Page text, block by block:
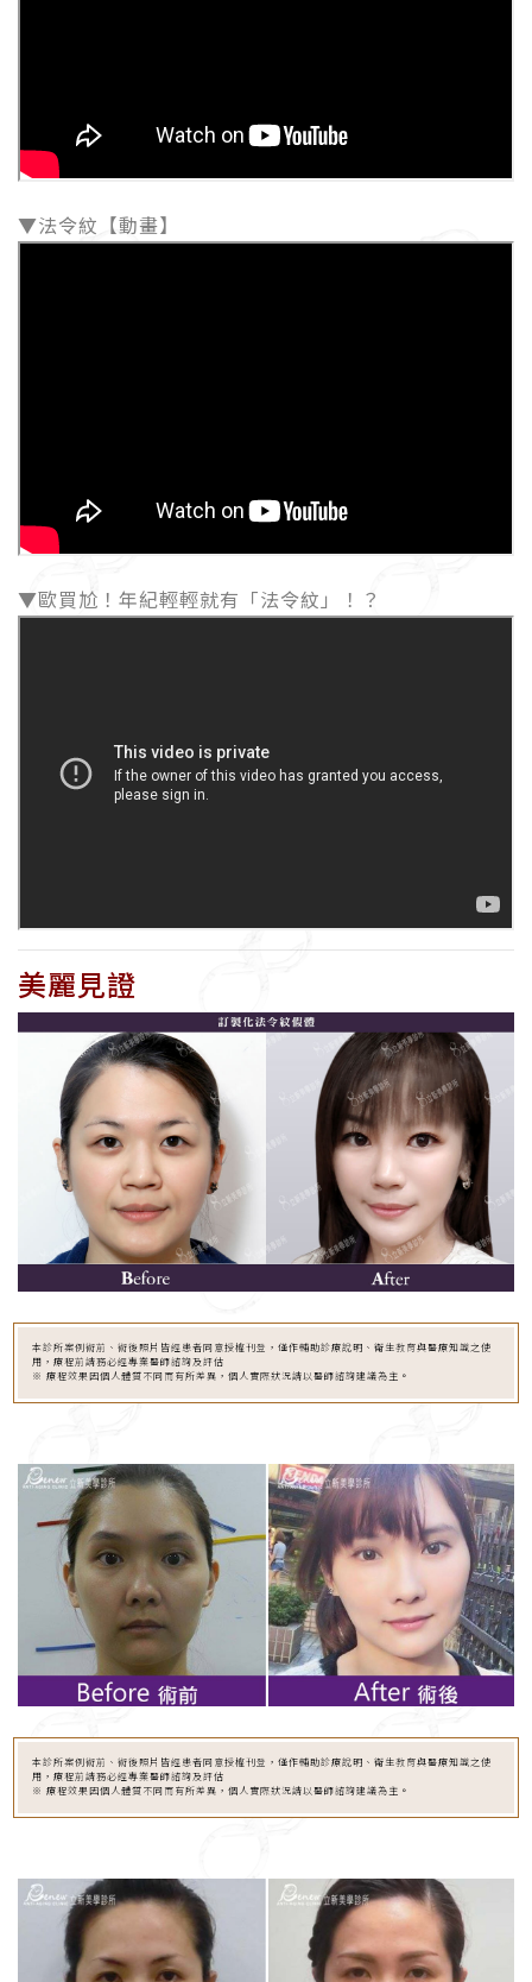
▼法令紋【動畫】
▼歐買尬！年紀輕輕就有「法令紋」！？
美麗見證
本診所案例術前、術後照片皆經患者同意授權刊登，僅作輔助診療說明、衛生教育與醫療知識之使
用，療程前請務必經專業醫師諮詢及評估
※ 療程效果因個人體質不同而有所差異，個人實際狀況請以醫師諮詢建議為主。
本診所案例術前、術後照片皆經患者同意授權刊登，僅作輔助診療說明、衛生教育與醫療知識之使
用，療程前請務必經專業醫師諮詢及評估
※ 療程效果因個人體質不同而有所差異，個人實際狀況請以醫師諮詢建議為主。